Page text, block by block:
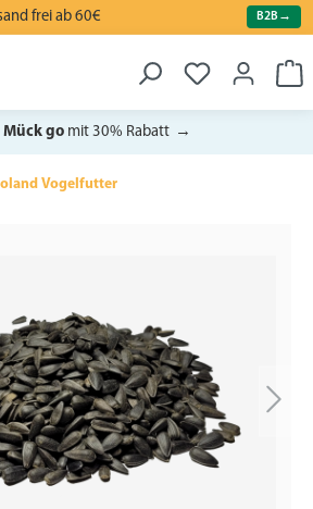
frei ab 60€ B2B→
go mit 30% Rabatt →
Vogelfutter